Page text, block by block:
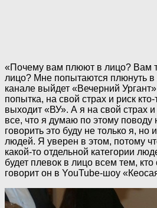
«Почему вам плюют в лицо? Вам
лицо? Мне попытаются плюнуть
канале выйдет «Вечерний
попытка, на свой страх и риск
выходит «ВУ». А я на свой страх и
все, что я думаю по этому поводу
говорить это буду не только я, но
людей. Я уверен в этом, потому
какой-то отдельной категории
будет плевок в лицо всем тем,
говорит он в YouTube-шоу